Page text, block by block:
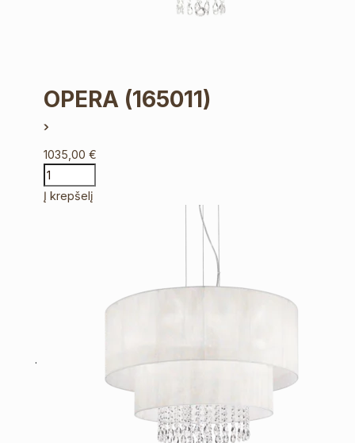
OPERA (165011)
1035,00€
Į krepšelį